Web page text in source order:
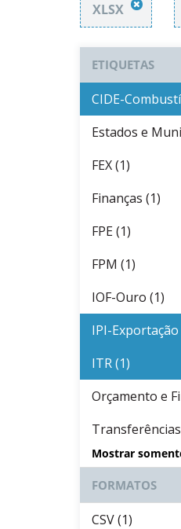
XLSX
ETIQUETAS
CIDE-
Estados e
FEX (1)
Finanças (1)
FPE (1)
FPM (1)
IOF-Ouro (1)
IPI-Exportação
ITR (1)
Orçamento e
Mostrar
FORMATOS
CSV (1)